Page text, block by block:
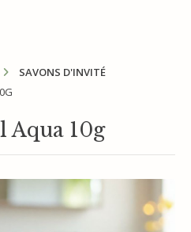
SAVONS D'INVITÉ
Aqua 10g